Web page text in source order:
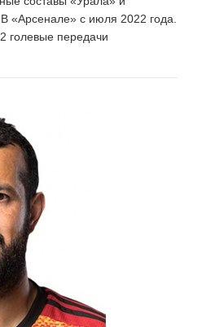
«Арсенале» с июля 2022 года.
голевые передачи